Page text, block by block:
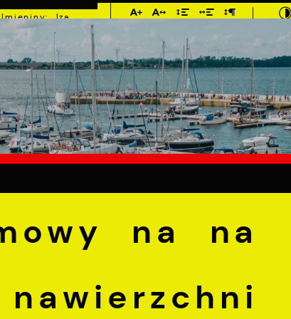
Imieniny: Iza,
Cyprian, Dominik
MIESZKANIEC TURYSTYKA
na na modernizację nawierzchni drogi
na na